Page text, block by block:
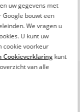
uw gegevens met
Google bouwt een
We vragen u
U kunt uw
cookie voorkeur
Cookieverklaringkunt
van alle
dit in